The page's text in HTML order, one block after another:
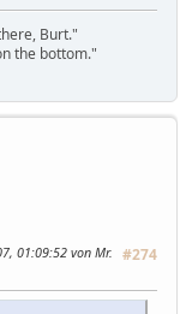
Burt."
the bottom."
#274
01:09:52 von Mr.